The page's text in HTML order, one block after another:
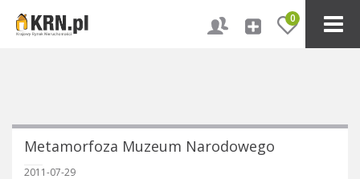
0
Metamorfoza Muzeum Narodowego
2011-07-29